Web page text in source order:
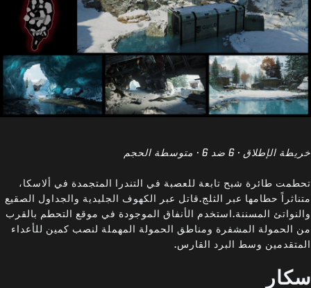
خريطة الإطلاق · 6 ضد 6 · متوسطة الحجم
تحطمت طائرة شبح تابعة للعصبة في التندرا المتجمدة في ألاسكا،
متناثراً حطامها عبر الثلج.قاتل عبر الكهوف الجليدية والجداول الصقيع
والنواتئ المسننة.استخدم الأنفاق الموجودة في موقع التحطم بالقرب
من الحمولة المشفرة ومناطق الحمولة المهملة لنصب كمين للأعداء
المتقدمين وسط البرد القارس.
سكار